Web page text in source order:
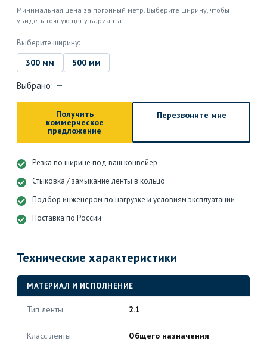
Минимальная цена за погонный метр. Выберите ширину, чтобы
увидеть точную цену варианта.
Выберите ширину:
300 мм 500 мм
Выбрано: —
Получить
коммерческое
предложение
Перезвоните мне
Резка по ширине под ваш конвейер
Стыковка / замыкание ленты в кольцо
Подбор инженером по нагрузке и условиям эксплуатации
Поставка по России
Технические характеристики
МАТЕРИАЛ И ИСПОЛНЕНИЕ
Тип ленты 2.1
Класс ленты Общего назначения